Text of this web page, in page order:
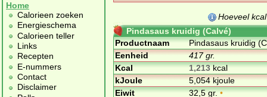
Home
Calorieen zoeken
Energieschema
Calorieen teller
Links
Recepten
E-nummers
Contact
Disclaimer
Hoeveel
Pindasaus kruidig (Calvé)
Productnaam
Pindasaus kruidig
Eenheid
417 gr.
Kcal
1,213kcal
kJoule
5,054 kjoule
Eiwit
32,5 gr.•